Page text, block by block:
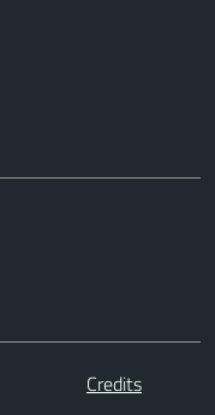
Credits